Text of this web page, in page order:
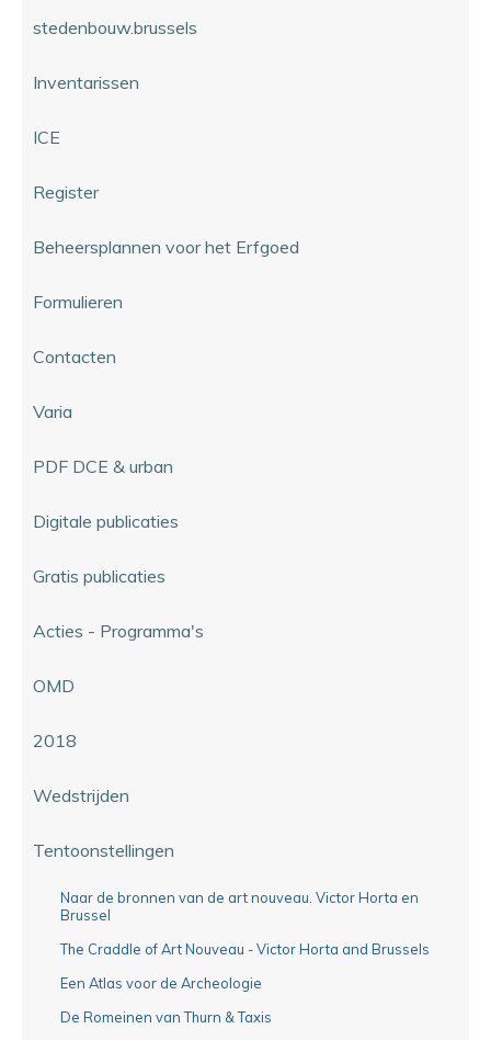
stedenbouw.brussels
Inventarissen
ICE
Register
Beheersplannen voor het Erfgoed
Formulieren
Contacten
Varia
PDF DCE & urban
Digitale publicaties
Gratis publicaties
Acties - Programma's
OMD
2018
Wedstrijden
Tentoonstellingen
Naar de bronnen van de art nouveau. Victor Horta en
Brussel
The Craddle of Art Nouveau - Victor Horta and Brussels
Een Atlas voor de Archeologie
De Romeinen van Thurn & Taxis